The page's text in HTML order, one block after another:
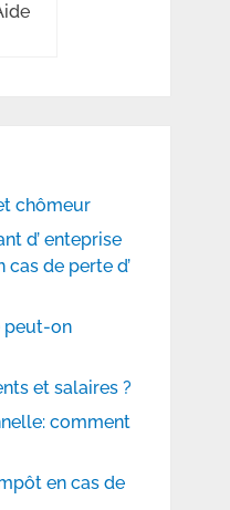
chômeur
d’ enteprise
de perte d’
peut-on
et salaires ?
comment
en cas de